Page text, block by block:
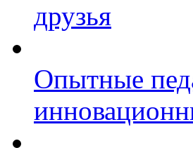
друзья
Опытные